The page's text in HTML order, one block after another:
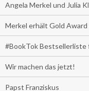
Angela Merkel und Julia
Merkel erhält Gold
#BookTok Bestsellerliste
Wir machen das jetzt!
Papst Franziskus